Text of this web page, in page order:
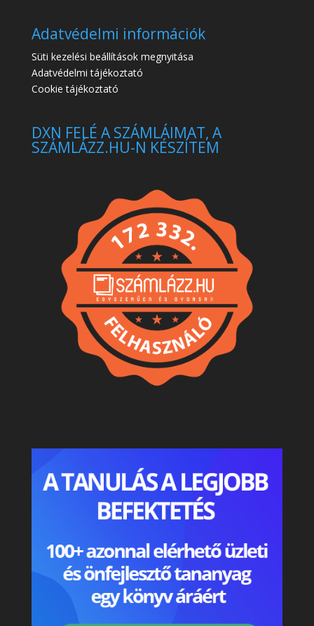
Adatvédelmi információk
Süti kezelési beállítások megnyitása
Adatvédelmi tájékoztató
Cookie tájékoztató
DXN FELÉ A SZÁMLÁIMAT, A
SZÁMLÁZZ.HU-N KÉSZÍTEM